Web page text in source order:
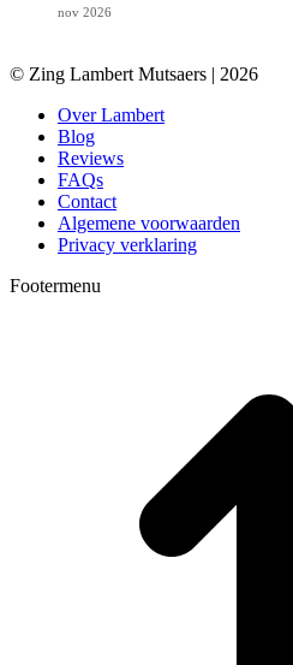
nov 2026
© Zing Lambert Mutsaers | 2026
Over Lambert
Blog
Reviews
FAQs
Contact
Algemene voorwaarden
Privacy verklaring
Footermenu